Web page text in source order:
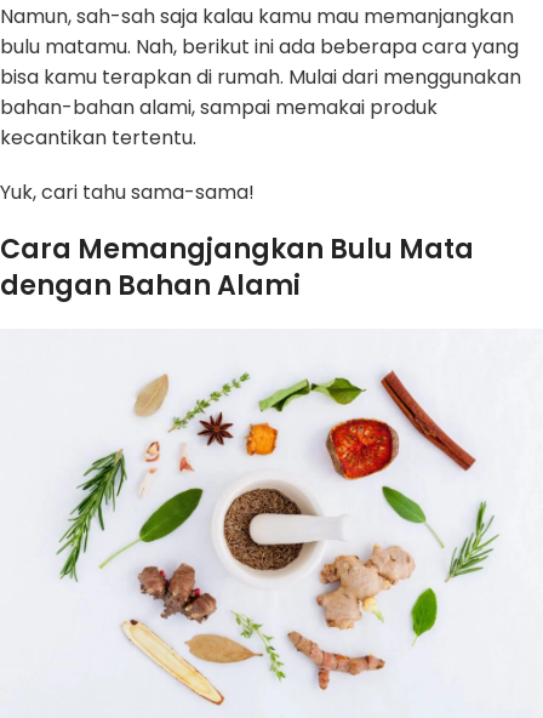
Namun, sah-sah saja kalau kamu mau memanjangkan
bulu matamu. Nah, berikut ini ada beberapa cara yang
bisa kamu terapkan di rumah. Mulai dari menggunakan
bahan-bahan alami, sampai memakai produk
kecantikan tertentu.
Yuk, cari tahu sama-sama!
Cara Memangjangkan Bulu Mata
dengan Bahan Alami